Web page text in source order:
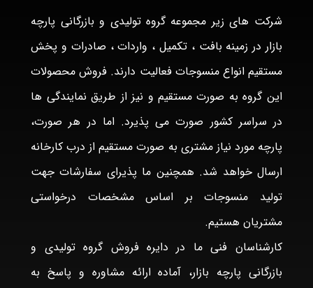
شرکت های زیر مجموعه گروه تولیدی و بازرگانی پارچه
بازار در زمینه بافت ، تکمیل ، واردات ، صادرات و پخش
مستقیم انواع منسوجات فعالیت دارند. فروش محصولات
این گروه به صورت مستقیم و نیز از طریق نمایندگی ها
در سراسر کشور صورت می پذیرد. اما در هر صورت،
پارچه مورد نیاز مشتری به صورت مستقیم از درب کارخانه
ارسال خواهد شد. همچنین ما پذیرای سفارشات جهت
تولید منسوجات بر اساس مشخصات درخواستی
مشتریان هستیم.
کارشناسان فنی ما در دایره فروش گروه تولیدی و
بازرگانی پارچه بازار، آماده ارائه مشاوره و پاسخ به